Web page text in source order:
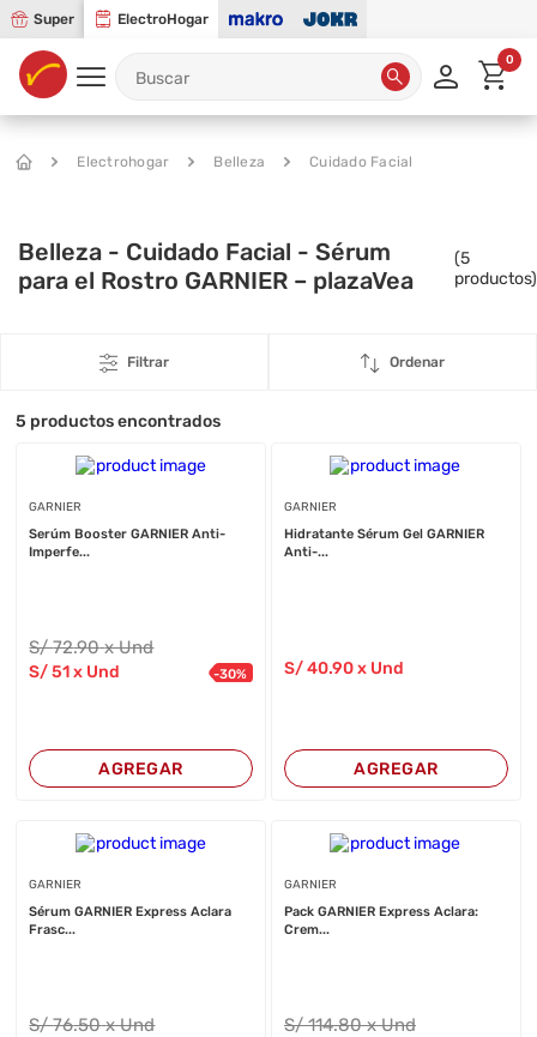
Super ElectroHogar
0
Electrohogar Belleza Cuidado Facial
Belleza - Cuidado Facial - Sérum
para el Rostro GARNIER – plazaVea
(5
productos)
Filtrar Ordenar
5 productos encontrados
GARNIER
Serúm Booster GARNIER Anti-
Imperfe...
S/72.90 x Und
S/51 x Und -30%
AGREGAR
GARNIER
Hidratante Sérum Gel GARNIER
Anti-...
S/40.90x Und
AGREGAR
GARNIER
Sérum GARNIER Express Aclara
Frasc...
S/76.50 x Und
GARNIER
Pack GARNIER Express Aclara:
Crem...
S/114.80 x Und